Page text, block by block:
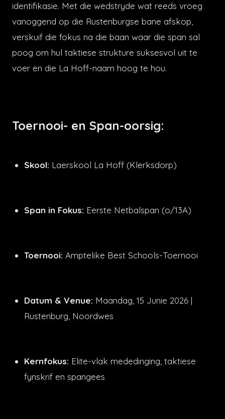
identifikasie. Met die wedstryde wat reeds vroeg
vanoggend op die Rustenburgse bane afskop,
verskuif die fokus na die baan waar die span sal
poog om hul taktiese strukture suksesvol uit te
voer en die La Hoff-naam hoog te hou.
Toernooi- en Span-oorsig:
Skool: Laerskool La Hoff (Klerksdorp)
Span in Fokus: Eerste Netbalspan (o/13A)
Toernooi: Amptelike Best Schools-Toernooi
Datum & Venue: Maandag, 15 Junie 2026 |
Rustenburg, Noordwes
Kernfokus: Elite-vlak mededinging, taktiese
fynskrif en spangees